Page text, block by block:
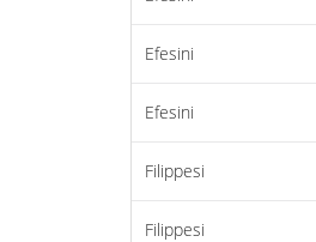
Efesini
Efesini
Filippesi
Filippesi